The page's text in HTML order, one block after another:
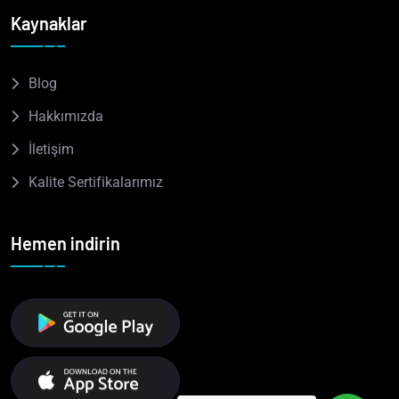
Kaynaklar
Blog
Hakkımızda
İletişim
Kalite Sertifikalarımız
Hemen indirin